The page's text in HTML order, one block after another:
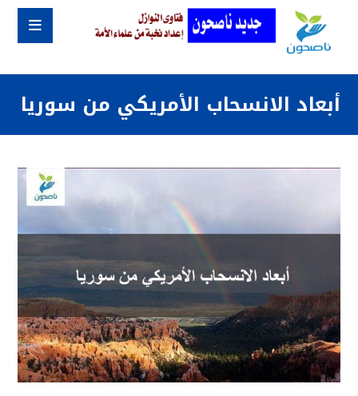
أبعاد الانسحاب الأمريكي من سوريا